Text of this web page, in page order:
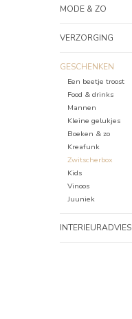
MODE & ZO
VERZORGING
GESCHENKEN
Een beetje troost
Food & drinks
Mannen
Kleine gelukjes
Boeken & zo
Kreafunk
Zwitscherbox
Kids
Vinoos
Juuniek
INTERIEURADVIES